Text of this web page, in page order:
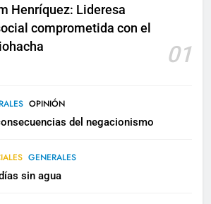
Henríquez: Lideresa
comprometida con el
01
OPINIÓN
del negacionismo
GENERALES
sin agua